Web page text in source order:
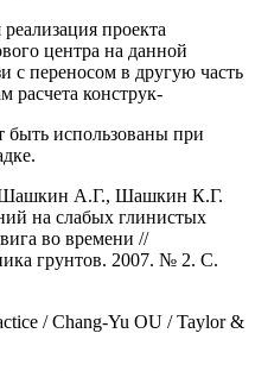
проекта
центра на данной
с переносом в другую часть
расчета конструк-
быть использованы при
А.Г., Шашкин К.Г.
на слабых глинистых
во времени //
грунтов. 2007. № 2. С.
/ Chang-Yu OU / Taylor &